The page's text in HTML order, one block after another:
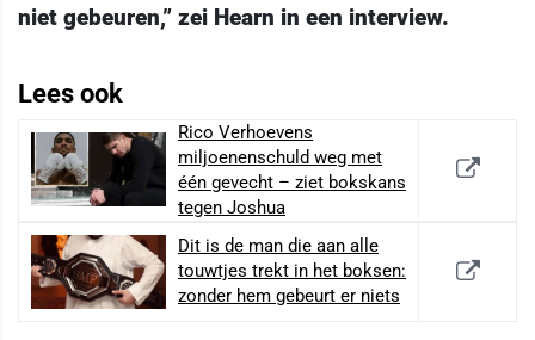
niet gebeuren,” zei Hearn in een interview.
Lees ook
Rico Verhoevens
miljoenenschuld weg met
één gevecht – ziet bokskans
tegen Joshua
Dit is de man die aan alle
touwtjes trekt in het boksen:
zonder hem gebeurt er niets